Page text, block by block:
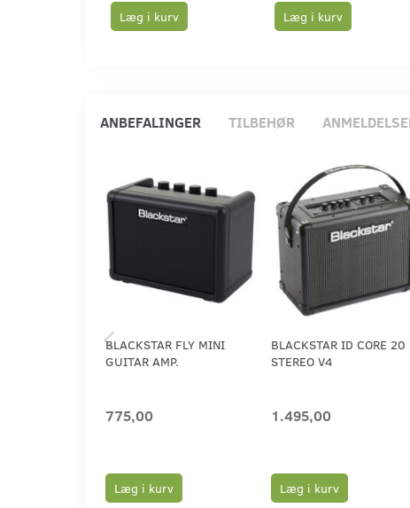
Læg i kurv Læg i kurv
ANBEFALINGER TILBEHØR
BLACKSTAR FLY MINI
GUITAR AMP.
775,00
Læg i kurv
BLACKSTAR ID CORE 20
STEREO V4
1.495,00
Læg i kurv